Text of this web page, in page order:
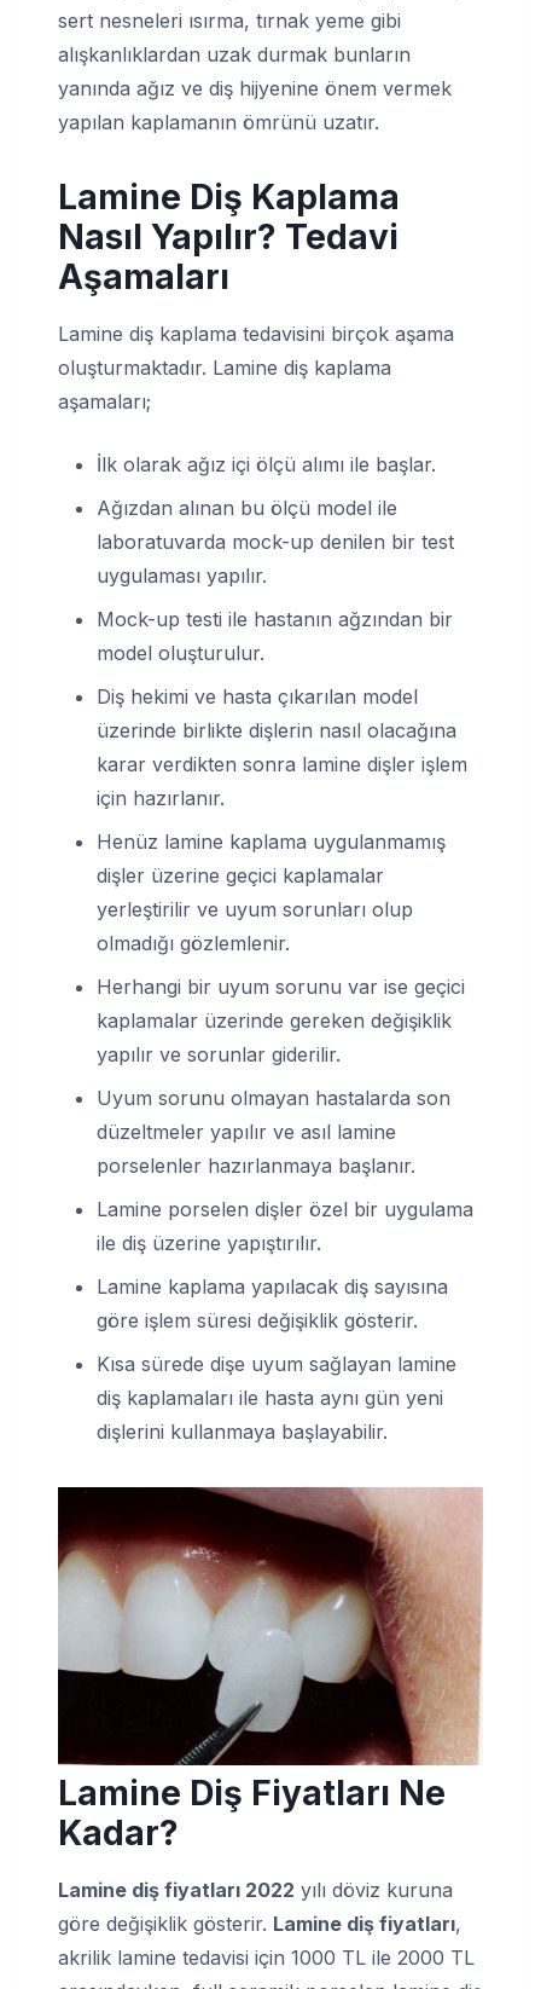
sert nesneleri ısırma, tırnak yeme gibi
alışkanlıklardan uzak durmak bunların
yanında ağız ve diş hijyenine önem vermek
yapılan kaplamanın ömrünü uzatır.
Lamine Diş Kaplama
Nasıl Yapılır? Tedavi
Aşamaları
Lamine diş kaplama tedavisini birçok aşama
oluşturmaktadır. Lamine diş kaplama
aşamaları;
İlk olarak ağız içi ölçü alımı ile başlar.
Ağızdan alınan bu ölçü model ile
laboratuvarda mock-up denilen bir test
uygulaması yapılır.
Mock-up testi ile hastanın ağzından bir
model oluşturulur.
Diş hekimi ve hasta çıkarılan model
üzerinde birlikte dişlerin nasıl olacağına
karar verdikten sonra lamine dişler işlem
için hazırlanır.
Henüz lamine kaplama uygulanmamış
dişler üzerine geçici kaplamalar
yerleştirilir ve uyum sorunları olup
olmadığı gözlemlenir.
Herhangi bir uyum sorunu var ise geçici
kaplamalar üzerinde gereken değişiklik
yapılır ve sorunlar giderilir.
Uyum sorunu olmayan hastalarda son
düzeltmeler yapılır ve asıl lamine
porselenler hazırlanmaya başlanır.
Lamine porselen dişler özel bir uygulama
ile diş üzerine yapıştırılır.
Lamine kaplama yapılacak diş sayısına
göre işlem süresi değişiklik gösterir.
Kısa sürede dişe uyum sağlayan lamine
diş kaplamaları ile hasta aynı gün yeni
dişlerini kullanmaya başlayabilir.
Lamine Diş Fiyatları Ne
Kadar?
Lamine diş fiyatları 2022 yılı döviz kuruna
göre değişiklik gösterir. Lamine diş fiyatları,
akrilik lamine tedavisi için 1000 TL ile 2000 TL